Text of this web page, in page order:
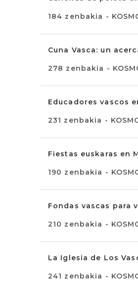
184 zenbakia -
Cuna Vasca: un
278 zenbakia -
Educadores vascos
231 zenbakia -
Fiestas euskaras en
190 zenbakia -
Fondas vascas para
210 zenbakia -
La Iglesia de Los
241 zenbakia -